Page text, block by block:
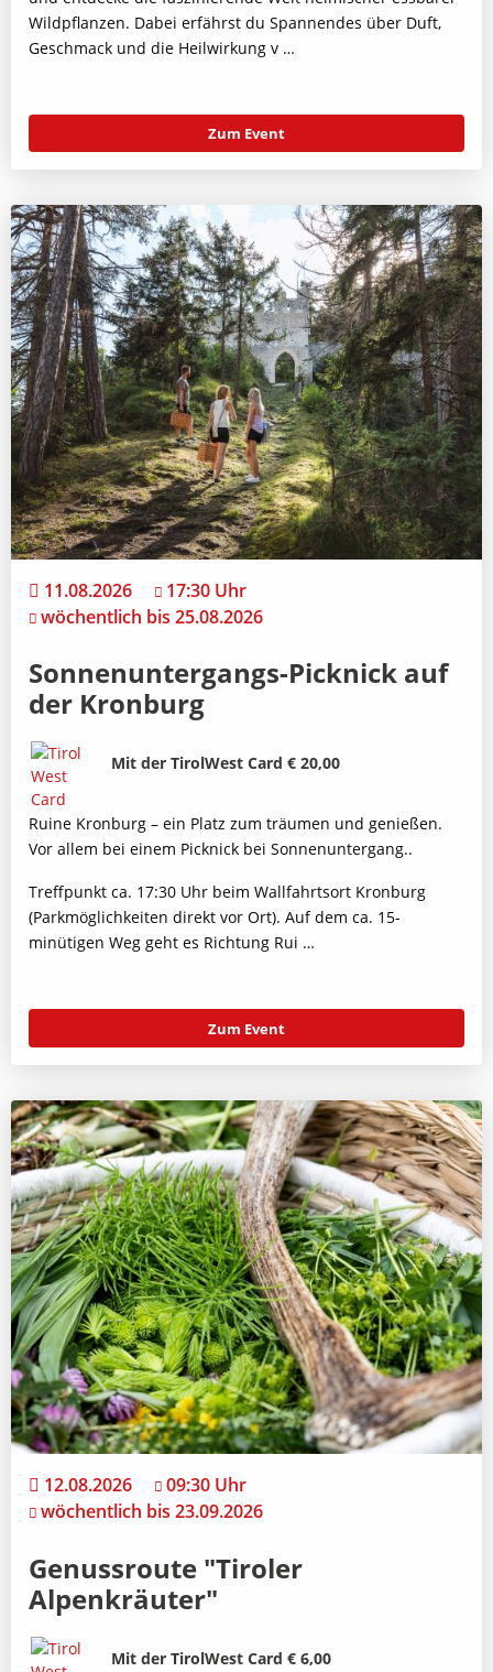
Wildpflanzen. Dabei erfährst du Spannendes über Duft,
Geschmack und die Heilwirkung v …
Zum Event
11.08.2026
17:30 Uhr
wöchentlich bis 25.08.2026
Sonnenuntergangs-Picknick auf
der Kronburg
Bild
Beschreibung
Mit der TirolWest Card € 20,00
Ruine Kronburg – ein Platz zum träumen und genießen.
Vor allem bei einem Picknick bei Sonnenuntergang..
Treffpunkt ca. 17:30 Uhr beim Wallfahrtsort Kronburg
(Parkmöglichkeiten direkt vor Ort). Auf dem ca. 15-
minütigen Weg geht es Richtung Rui …
Zum Event
12.08.2026
09:30 Uhr
wöchentlich bis 23.09.2026
Genussroute "Tiroler
Alpenkräuter"
Bild
Beschreibung
Mit der TirolWest Card € 6,00